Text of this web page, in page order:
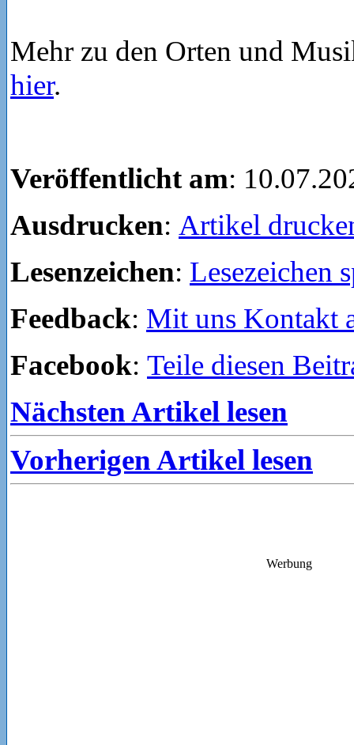
Mehr zu den Orten und
hier.
Veröffentlicht am:
Ausdrucken: Artikel
Lesenzeichen: Lesezeichen
Feedback: Mit uns Kontakt
Facebook: Teile diesen
Nächsten Artikel lesen
Vorherigen Artikel lesen
Werbung